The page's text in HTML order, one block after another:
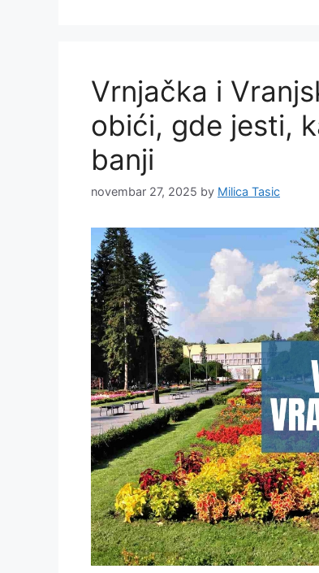
Vrnjačka i
obići, gde jesti,
banji
novembar 27, 2025 by Milica Tasic